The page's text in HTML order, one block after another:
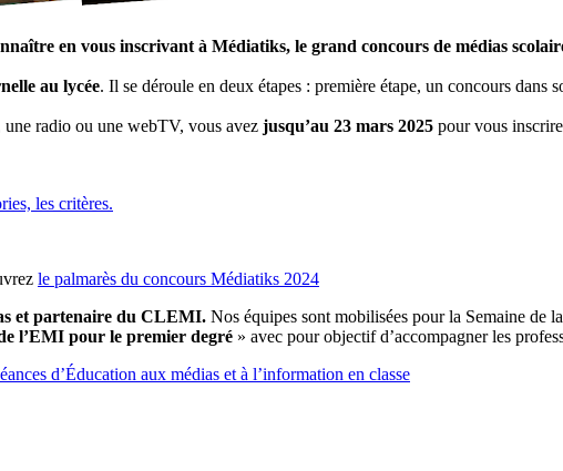
en vous inscrivant à Médiatiks, le grand concours de médias
au lycée. Il se déroule en deux étapes : première étape, un concours dans
radio ou une webTV, vous avez jusqu’au 23 mars 2025 pour vous
les critères.
le palmarès du concours Médiatiks 2024
et partenaire du CLEMI. Nos équipes sont mobilisées pour la Semaine de
l’EMI pour le premier degré » avec pour objectif d’accompagner les
d’Éducation aux médias et à l’information en classe